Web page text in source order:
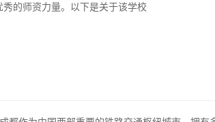
的师资力量。以下是关于该学校